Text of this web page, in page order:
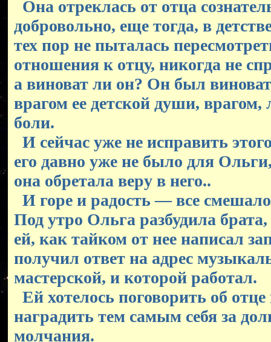
Она отреклась от отца
добровольно, еще тогда, в
тех пор не пыталась
отношения к отцу, никогда не
а виноват ли он? Он был
врагом ее детской души,
боли.
И сейчас уже не исправить
его давно уже не было для Ольги,
она обретала веру в него..
И горе и радость — все
Под утро Ольга разбудила брата,
ей, как тайком от нее написал
получил ответ на адрес
мастерской, и которой работал.
Ей хотелось поговорить об отце
наградить тем самым себя за
молчания.